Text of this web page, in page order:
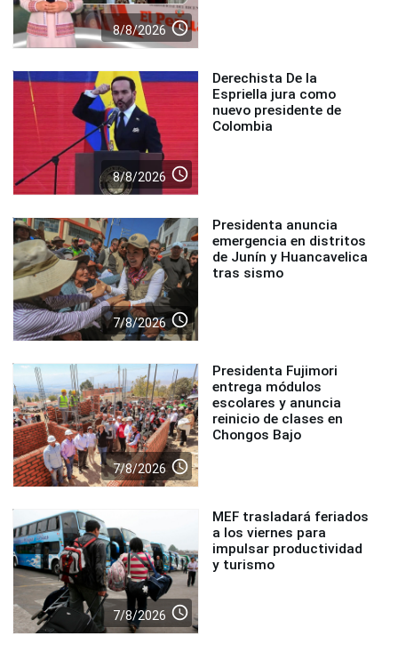
8/8/2026 access_time
8/8/2026 access_time
Derechista De la
Espriella jura como
nuevo presidente de
Colombia
7/8/2026 access_time
Presidenta anuncia
emergencia en distritos
de Junín y Huancavelica
tras sismo
7/8/2026 access_time
Presidenta Fujimori
entrega módulos
escolares y anuncia
reinicio de clases en
Chongos Bajo
7/8/2026 access_time
MEF trasladará feriados
a los viernes para
impulsar productividad
y turismo